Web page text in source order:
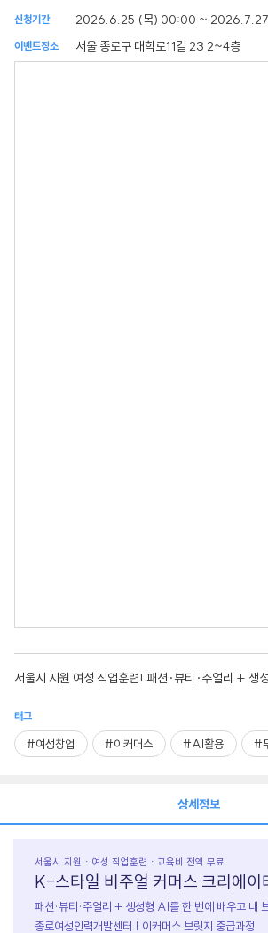
신청기간 2026.6.25 (목) 00:00 ~
이벤트장소 서울 종로구 대학로11길 23 2~4층
서울시 지원 여성 직업훈련! 패션·뷰티·주얼리 + 생
태그
#여성창업 #이커머스 #AI활용 #
상세정보
서울시 지원 · 여성 직업훈련 · 교육비 전액 무료
K-스타일 비주얼 커머스 크리에이
패션·뷰티·주얼리 + 생성형 AI를 한 번에 배우고 내
종로여성인력개발센터 | 이커머스 브릿지 중급과정